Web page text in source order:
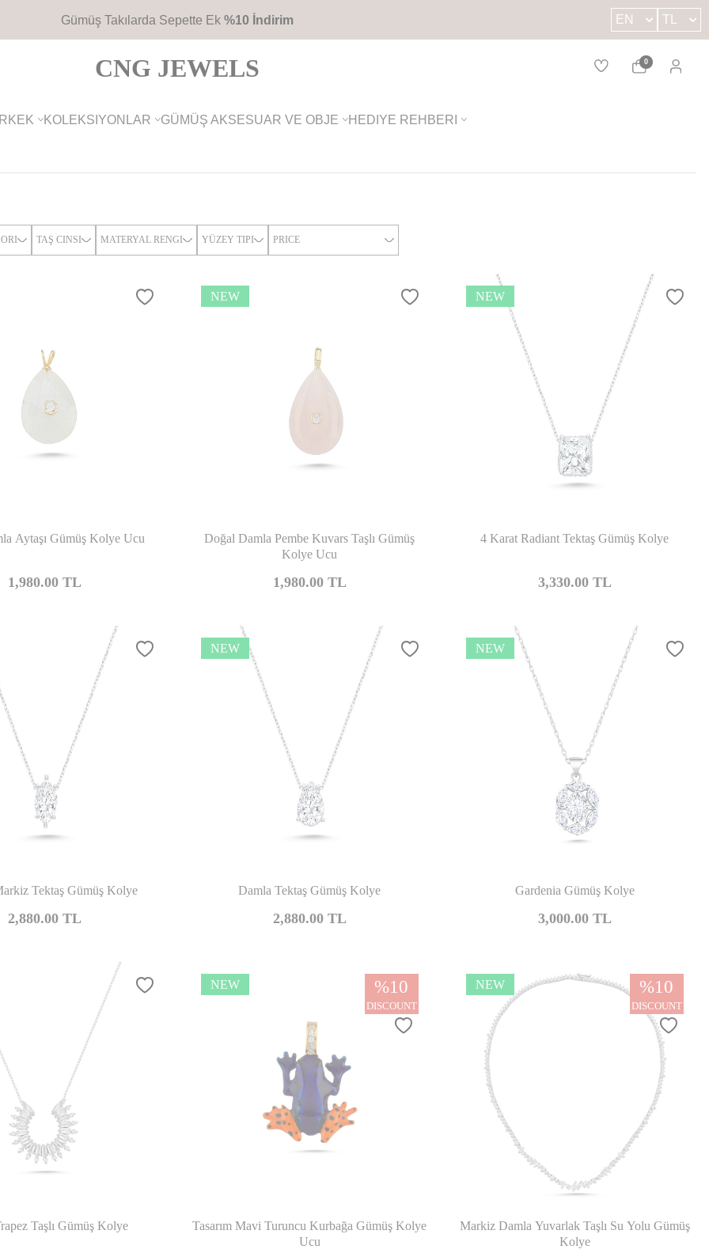
2700TLÜzeri Ücretsiz Kargo EN TL
CNG JEWELS 0
KOLEKSIYONLAR GÜMÜŞ AKSESUAR VE OBJE HEDIYE REHBERI
TAŞ CINSI MATERYAL RENGI YÜZEY TIPI PRICE
Aytaşı Gümüş Kolye Ucu
1,980.00 TL
NEW
Doğal Damla Pembe Kuvars Taşlı Gümüş
Kolye Ucu
1,980.00TL
NEW
4 Karat Radiant Tektaş Gümüş Kolye
3,330.00TL
Tektaş Gümüş Kolye
2,880.00 TL
NEW
Damla Tektaş Gümüş Kolye
2,880.00TL
NEW
Gardenia Gümüş Kolye
3,000.00TL
Taşlı Gümüş Kolye
NEW %10
DISCOUNT
Tasarım Mavi Turuncu Kurbağa Gümüş Kolye
Ucu
NEW %10
DISCOUNT
Markiz Damla Yuvarlak Taşlı Su Yolu Gümüş
Kolye